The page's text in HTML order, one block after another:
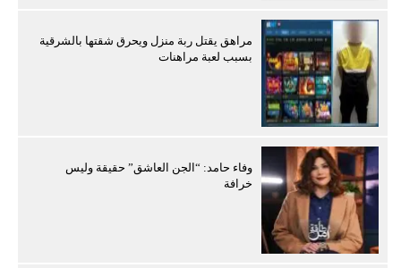
مراهق يقتل ربة منزل ويحرق شقتها بالشرقية
بسبب لعبة مراهنات
وفاء حامد: “الجن العاشق” حقيقة وليس
خرافة